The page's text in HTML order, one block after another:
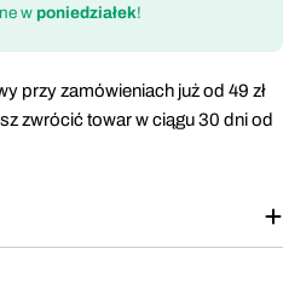
w poniedziałek!
przy zamówieniach już od 49 zł
zwrócić towar w ciągu 30 dni od